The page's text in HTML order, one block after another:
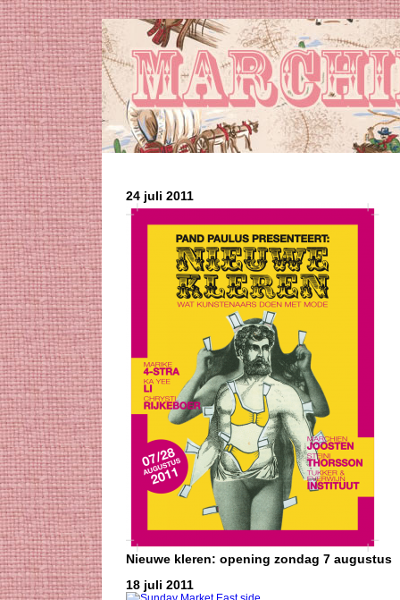
24 juli 2011
Nieuwe kleren: opening zondag 7 augustus
18 juli 2011